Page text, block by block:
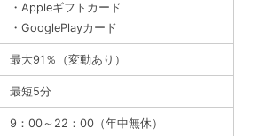
・Appleギフトカード
・GooglePlayカード
最大91％（変動あり）
最短5分
9：00～22：00（年中無休）